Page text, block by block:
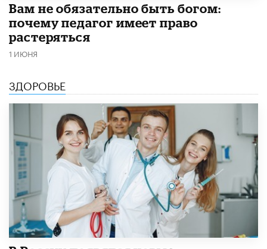
​Вам не обязательно быть богом:
почему педагог имеет право
растеряться
1 ИЮНЯ
ЗДОРОВЬЕ